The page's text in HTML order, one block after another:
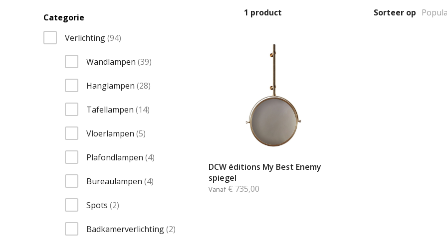
1 product Sorteer op
DCW éditions My Best Enemy
spiegel
Vanaf € 735,00
Categorie
Verlichting 94items
Wandlampen 39items
Hanglampen 28items
Tafellampen 14items
Vloerlampen 5items
Plafondlampen 4items
Bureaulampen 4items
Spots 2items
Badkamerverlichting 2items